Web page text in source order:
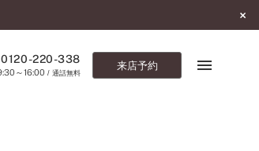
0120-220-338
9:30～16:00/ 通話無料
来店予約